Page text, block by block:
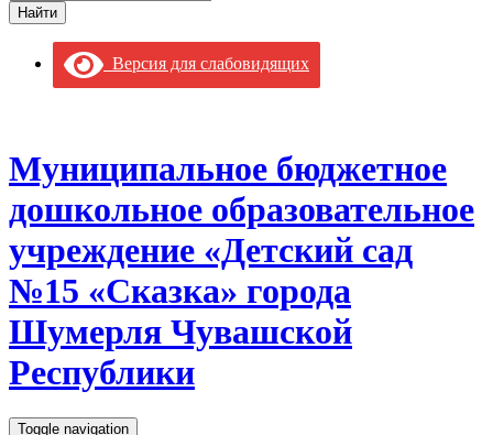
Версия для слабовидящих
Муниципальное бюджетное
дошкольное образовательное
учреждение «Детский сад
№15 «Сказка» города
Шумерля Чувашской
Республики
Toggle navigation